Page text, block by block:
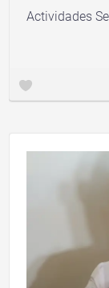
Actividades